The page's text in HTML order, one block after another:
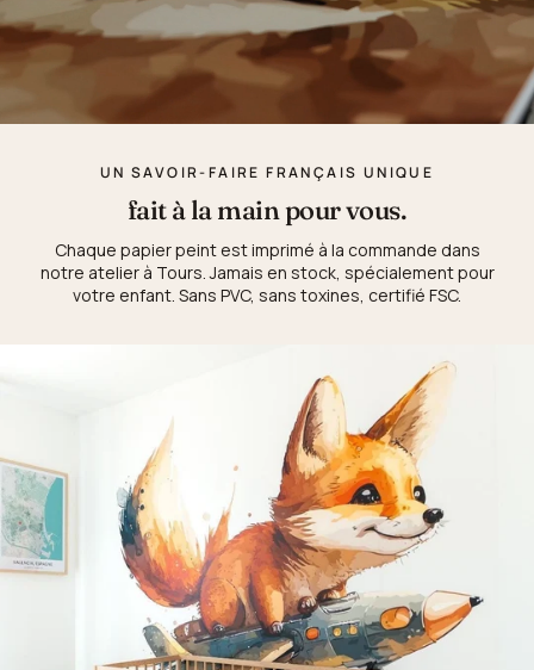
UN SAVOIR-FAIRE FRANÇAIS UNIQUE
fait à la main pour vous.
Chaque papier peint est imprimé à la commande dans
notre atelier à Tours. Jamais en stock, spécialement pour
votre enfant. Sans PVC, sans toxines, certifié FSC.